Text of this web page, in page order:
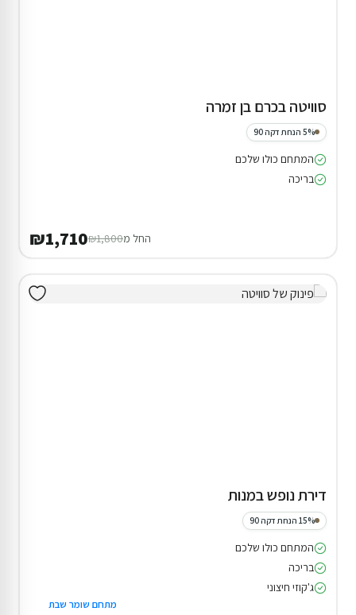
סוויטה בכרם בן זמרה
5% הנחת דקה 90
המתחם כולו שלכם
בריכה
החל מ₪1,800
₪1,710
דירת נופש במנות
15% הנחת דקה 90
המתחם כולו שלכם
בריכה
ג'קוזי חיצוני
מתחם שומר שבת